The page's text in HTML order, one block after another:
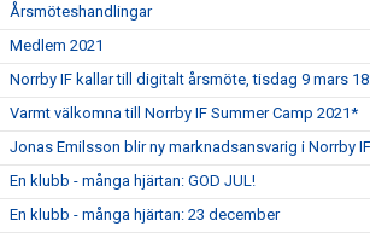
Årsmöteshandlingar
Medlem 2021
Norrby IF kallar till digitalt årsmöte, tisdag 9 mars
Varmt välkomna till Norrby IF Summer Camp 2021*
Jonas Emilsson blir ny marknadsansvarig i Norrby IF
En klubb - många hjärtan: GOD JUL!
En klubb - många hjärtan: 23 december